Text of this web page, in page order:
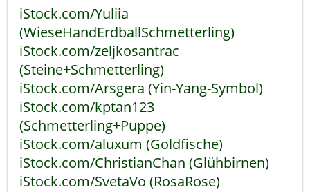
iStock.com/Yuliia
(WieseHandErdballSchmetterling)
iStock.com/zeljkosantrac
(Steine+Schmetterling)
iStock.com/Arsgera (Yin-Yang-Symbol)
iStock.com/kptan123
(Schmetterling+Puppe)
iStock.com/aluxum (Goldfische)
iStock.com/ChristianChan (Glühbirnen)
iStock.com/SvetaVo (RosaRose)